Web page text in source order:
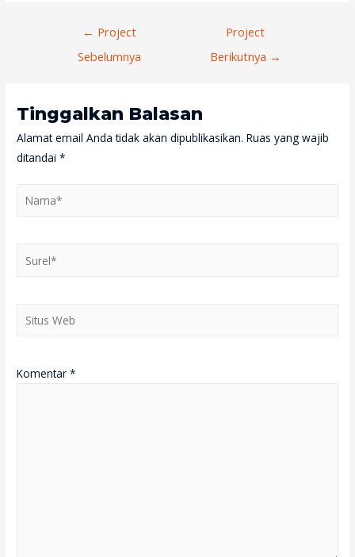
Navigasi
Pos
← Project
Sebelumnya
Project
Berikutnya →
Tinggalkan Balasan
Alamat email Anda tidak akan dipublikasikan. Ruas yang wajib
ditandai*
Nama*
Komentar*